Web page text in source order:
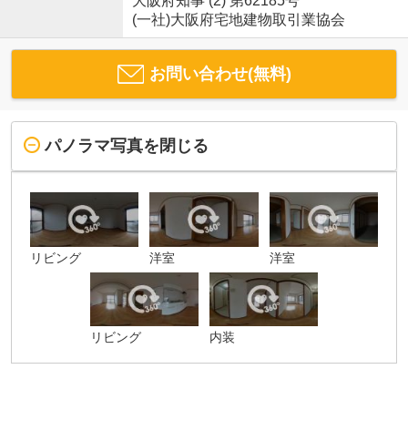
(一社)大阪府宅地建物取引業協会
お問い合わせ(無料)
パノラマ写真を閉じる
リビング 洋室 洋室
リビング 内装